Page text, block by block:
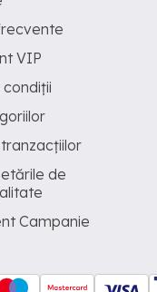
VIP
condiții
de
Campanie